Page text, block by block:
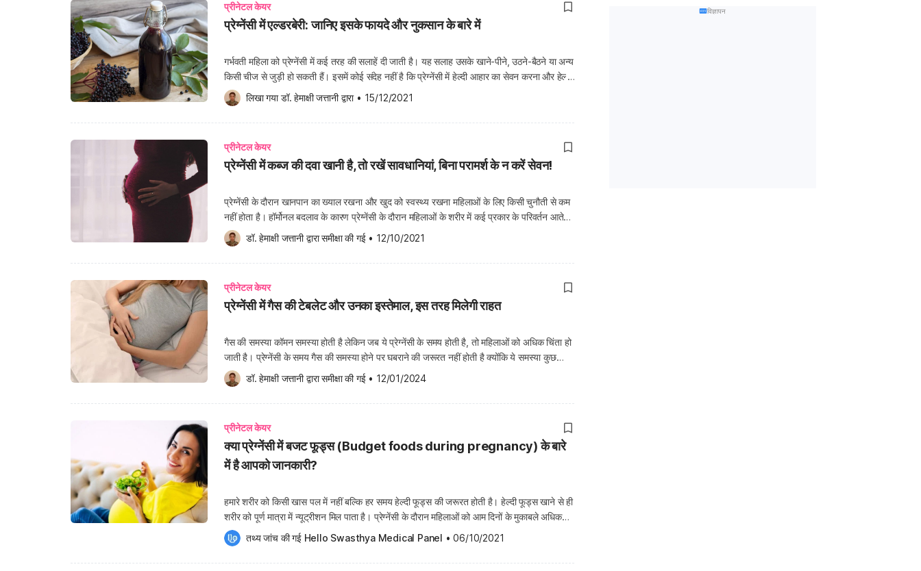
प्रीनेटल केयर
प्रेग्नेंसी में एल्डरबेरी: जानिए इसके फायदे और नुकसान के बारे में
गर्भवती महिला को प्रेग्नेंसी में कई तरह की सलाहें दी जाती है। यह सलाह उसके खाने-पीने, उठने-बैठने या अन्य
किसी चीज से जुड़ी हो सकती हैं। इसमें कोई संदेह नहीं है कि प्रेग्नेंसी में हेल्दी आहार का सेवन करना और हेल्दी
जीवनशैली अपनाना मां और शिशु दोनों के लिए फायदेमंद होता है। क्योंकि, गर्भ में […]
लिखा गया डॉ. हेमाक्षी जत्तानी द्वारा • 15/12/2021
प्रीनेटल केयर
प्रेग्नेंसी में कब्ज की दवा खानी है, तो रखें सावधानियां, बिना परामर्श के न करें सेवन!
प्रेग्नेंसी के दौरान खानपान का ख्याल रखना और खुद को स्वस्थ्य रखना महिलाओं के लिए किसी चुनौती से कम
नहीं होता है। हॉर्मोनल बदलाव के कारण प्रेग्नेंसी के दौरान महिलाओं के शरीर में कई प्रकार के परिवर्तन आते
हैं। प्रेग्नेंसी के दौरान कब्ज की समस्या भी इन्हीं परिवर्तनों में से एक है। प्रेग्नेंसी के दौरान […]
डॉ. हेमाक्षी जत्तानी द्वारा समीक्षा की गई • 12/10/2021
प्रीनेटल केयर
प्रेग्नेंसी में गैस की टेबलेट और उनका इस्तेमाल, इस तरह मिलेगी राहत
गैस की समस्या कॉमन समस्या होती है लेकिन जब ये प्रेग्नेंसी के समय होती है, तो महिलाओं को अधिक चिंता हो
जाती है। प्रेग्नेंसी के समय गैस की समस्या होने पर घबराने की जरूरत नहीं होती है क्योंकि ये समस्या कुछ
उपाय अपनाने के बाद अपने आप ही ठीक हो जाती है। प्रेग्नेंसी के समय […]
डॉ. हेमाक्षी जत्तानी द्वारा समीक्षा की गई • 12/01/2024
प्रीनेटल केयर
क्या प्रेग्नेंसी में बजट फूड्स (Budget foods during pregnancy) के बारे
में है आपको जानकारी?
हमारे शरीर को किसी खास पल में नहीं बल्कि हर समय हेल्दी फूड्स की जरूरत होती है। हेल्दी फूड्स खाने से ही
शरीर को पूर्ण मात्रा में न्यूट्रीशन मिल पाता है। प्रेग्नेंसी के दौरान महिलाओं को आम दिनों के मुकाबले अधिक
पोषण की जरूरत होती है, ताकि शरीर में किसी भी तत्व की कमी न […]
तथ्य जांच की गई Hello Swasthya Medical Panel • 06/10/2021
विज्ञापन